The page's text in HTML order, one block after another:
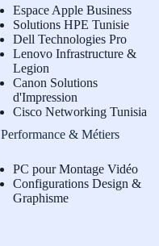
Espace Apple Business
Solutions HPE Tunisie
Dell Technologies Pro
Lenovo Infrastructure &
Legion
Canon Solutions
d'Impression
Cisco Networking Tunisia
Performance & Métiers
PC pour Montage Vidéo
Configurations Design &
Graphisme